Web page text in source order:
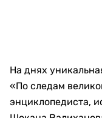
На днях
«По следам
энциклопедиста,